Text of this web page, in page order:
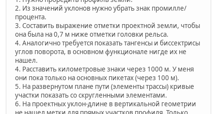
2. Из значений уклонов нужно убрать знак промилле/
процента.
3. Составить выражение отметки проектной земли, чтобы
она была на 0,7 м ниже отметки головки рельса.
4. Аналогично требуется показать тангенсы и биссектрисы
углов поворота, в основном функционале нигде их не
нашел.
4. Расставить километровые знаки через 1000 м. У меня
они пока только на основных пикетах (через 100 м).
5. На развернутом плане пути (элементы трассы) кривые
участки показать со скругленными элементами.
6. На проектных уклон-длине в вертикальной геометрии